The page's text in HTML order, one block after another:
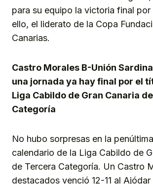
para su equipo la victoria final por
ello, el liderato de la Copa
Canarias.
Castro Morales B-Unión
una jornada ya hay final por el
Liga Cabildo de Gran Canaria
Categoría
No hubo sorpresas en la
calendario de la Liga Cabildo de
de Tercera Categoría. Un Castro
destacados venció 12-11 al